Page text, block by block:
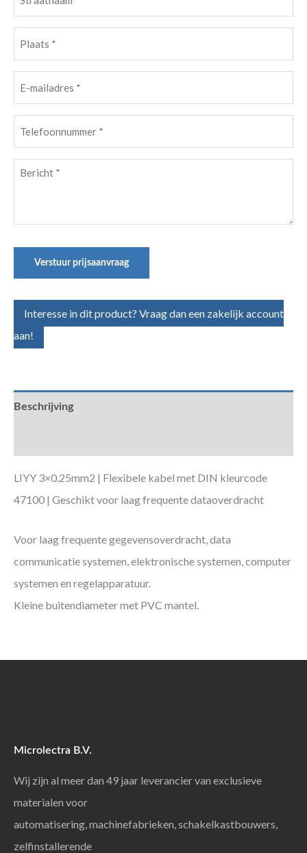
(Vereist)
mailadres(Vereist)
(Vereist)
Bericht (Vereist)
Verstuur prijsaanvraag
Interesse in dit product? Vraag dan een zakelijk account
aan!
Beschrijving
LIYY 3×0.25mm2 | Flexibele kabel met DIN kleurcode
47100 | Geschikt voor laag frequente dataoverdracht
Voor laag frequente gegevensoverdracht, data
communicatie systemen, elektronische systemen, computer
systemen en regelapparatuur.
Kleine buitendiameter met PVC mantel.
Microlectra B.V.
Wij zijn al meer dan 49 jaar leverancier van exclusieve
materialen voor
automatisering, machinefabrieken, schakelkastbouwers,
zelfinstallerende